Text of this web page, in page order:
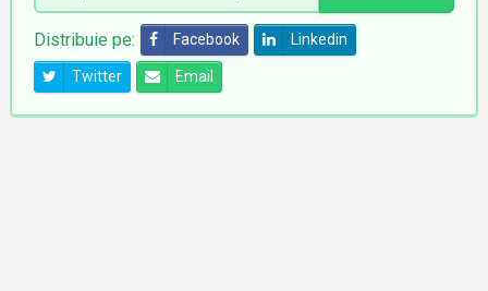
Distribuie pe: Facebook Linkedin
Twitter Email